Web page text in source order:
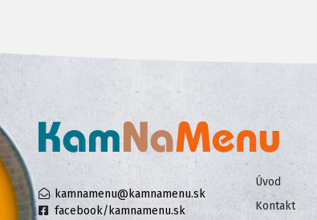
kamnamenu@kamnamenu.sk
facebook/kamnamenu.sk
Úvod
Kontakt